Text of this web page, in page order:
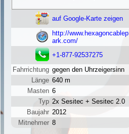
auf Google-Karte zeigen
http://www.hexagoncablep
ark.com/
+1-877-92537275
Fahrrichtung gegen den Uhrzeigersinn
Länge 640 m
Masten 6
Typ 2x Sesitec + Sesitec 2.0
Baujahr 2012
Mitnehmer 8